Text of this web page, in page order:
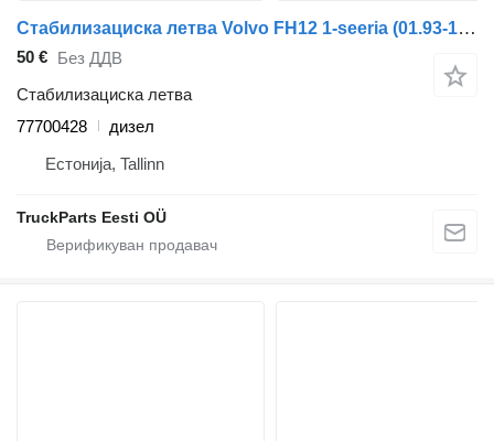
Стабилизациска летва Volvo FH12 1-seeria (01.93-12.02) 77700428 за камион влекач Volvo FH12, FH16, NH12, FH, VNL780 (1993-2014)
50 € Без ДДВ
Стабилизациска летва
77700428
дизел
Естонија, Tallinn
TruckParts Eesti OÜ